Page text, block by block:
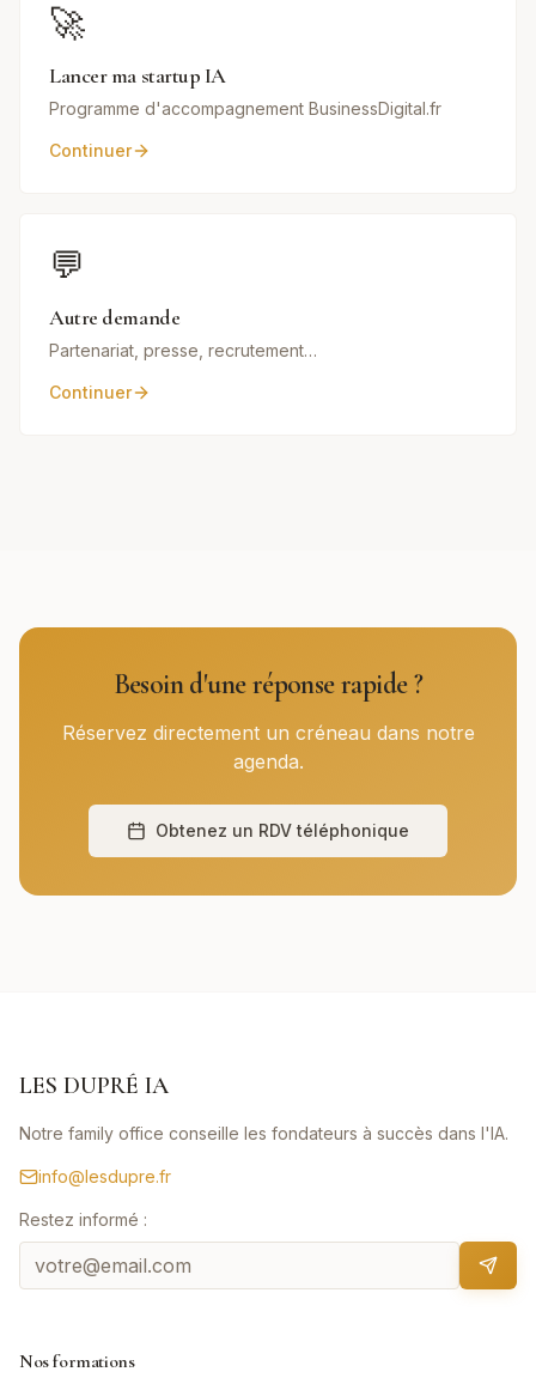
🚀
Lancer ma startup IA
Programme d'accompagnement BusinessDigital.fr
Continuer
💬
Autre demande
Partenariat, presse, recrutement…
Continuer
Besoin d'une réponse rapide ?
Réservez directement un créneau dans notre
agenda.
Obtenez un RDV téléphonique
LES DUPRÉ IA
Notre family office conseille les fondateurs à succès dans l'IA.
info@lesdupre.fr
Restez informé :
Nos formations